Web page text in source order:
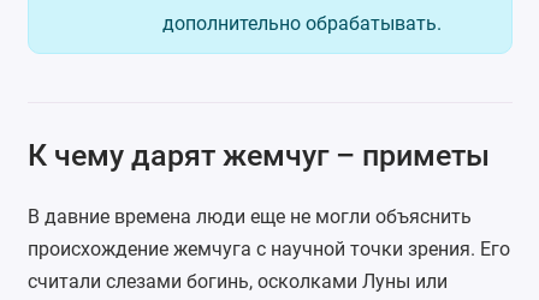
дополнительно обрабатывать.
К чему дарят жемчуг – приметы
В давние времена люди еще не могли объяснить
происхождение жемчуга с научной точки зрения. Его
считали слезами богинь, осколками Луны или